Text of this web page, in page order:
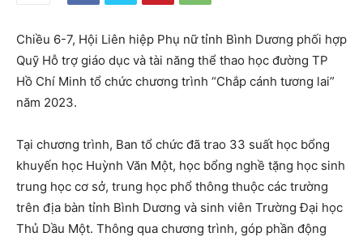
Chiều 6-7, Hội Liên hiệp Phụ nữ tỉnh Bình Dương phối hợp
Quỹ Hỗ trợ giáo dục và tài năng thể thao học đường TP
Hồ Chí Minh tổ chức chương trình “Chắp cánh tương lai”
năm 2023.
Tại chương trình, Ban tổ chức đã trao 33 suất học bổng
khuyến học Huỳnh Văn Một, học bổng nghề tặng học sinh
trung học cơ sở, trung học phổ thông thuộc các trường
trên địa bàn tỉnh Bình Dương và sinh viên Trường Đại học
Thủ Dầu Một. Thông qua chương trình, góp phần động